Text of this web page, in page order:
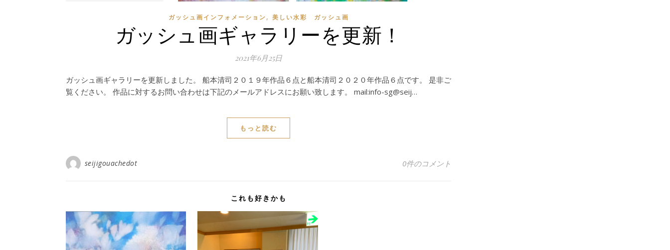
ガッシュ画インフォメーション, 美しい水彩 ガッシュ画
ガッシュ画ギャラリーを更新！
2021年6月25日
ガッシュ画ギャラリーを更新しました。 船本清司２０１９年作品６点と船本清司２０２０年作品６点です。 是非ご
覧ください。 作品に対するお問い合わせは下記のメールアドレスにお願い致します。 mail:info-sg@seij…
もっと読む
seijigouachedot 0件のコメント
これも好きかも